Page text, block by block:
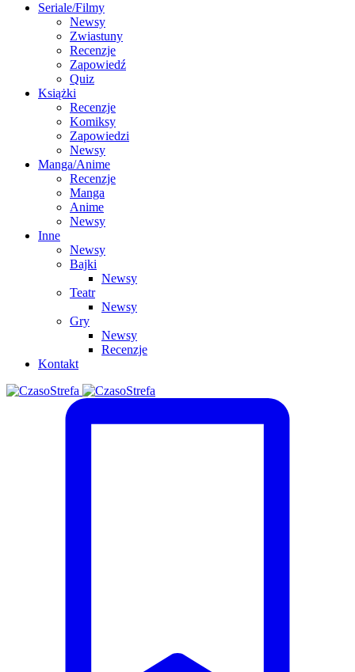
Seriale/Filmy
Newsy
Zwiastuny
Recenzje
Zapowiedź
Quiz
Książki
Recenzje
Komiksy
Zapowiedzi
Newsy
Manga/Anime
Recenzje
Manga
Anime
Newsy
Inne
Newsy
Bajki
Newsy
Teatr
Newsy
Gry
Newsy
Recenzje
Kontakt